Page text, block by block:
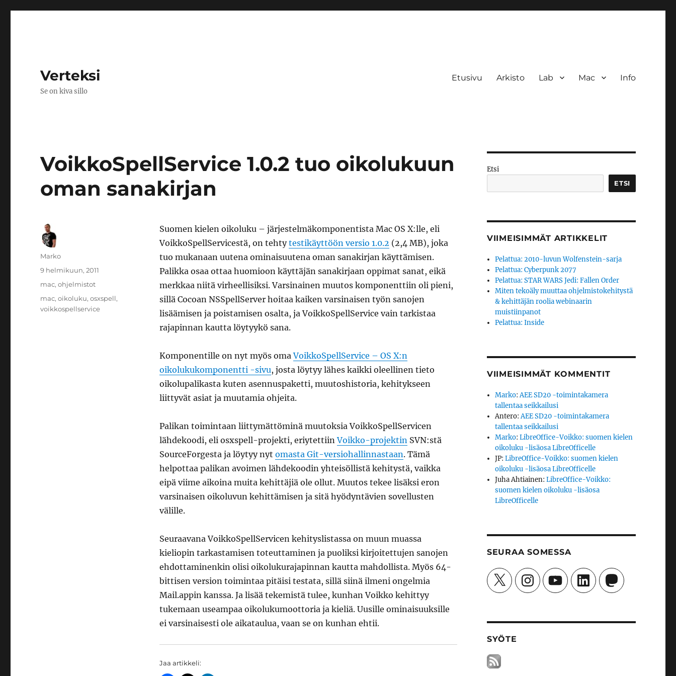
Verteksi
Se on kiva sillo
Etusivu Arkisto Lab Mac Info
VoikkoSpellService 1.0.2 tuo oikolukuun
oman sanakirjan
Suomen kielen oikoluku – järjestelmäkomponentista Mac OS X:lle, eli
VoikkoSpellServicestä, on tehtytestikäyttöön versio 1.0.2 (2,4 MB), joka
tuo mukanaan uutena ominaisuutena oman sanakirjan käyttämisen.
Palikka osaa ottaa huomioon käyttäjän sanakirjaan oppimat sanat, eikä
merkkaa niitä virheellisiksi. Varsinainen muutos komponenttiin oli pieni,
sillä Cocoan NSSpellServer hoitaa kaiken varsinaisen työn sanojen
lisäämisen ja poistamisen osalta, ja VoikkoSpellService vain tarkistaa
rajapinnan kautta löytyykö sana.
Komponentille on nyt myös omaVoikkoSpellService – OS X:n
oikolukukomponentti -sivu, josta löytyy lähes kaikki oleellinen tieto
oikolupalikasta kuten asennuspaketti, muutoshistoria, kehitykseen
liittyvät asiat ja muutamia ohjeita.
Palikan toimintaan liittymättöminä muutoksia VoikkoSpellServicen
lähdekoodi, eli osxspell-projekti, eriytettiinVoikko-projektinSVN:stä
SourceForgesta ja löytyy nyt omasta Git-versiohallinnastaan. Tämä
helpottaa palikan avoimen lähdekoodin yhteisöllistä kehitystä, vaikka
eipä viime aikoina muita kehittäjiä ole ollut. Muutos tekee lisäksi eron
varsinaisen oikoluvun kehittämisen ja sitä hyödyntävien sovellusten
välille.
Seuraavana VoikkoSpellServicen kehityslistassa on muun muassa
kieliopin tarkastamisen toteuttaminen ja puoliksi kirjoitettujen sanojen
ehdottaminenkin olisi oikolukurajapinnan kautta mahdollista. Myös 64-
bittisen version toimintaa pitäisi testata, sillä siinä ilmeni ongelmia
Mail.appin kanssa. Ja lisää tekemistä tulee, kunhan Voikko kehittyy
tukemaan useampaa oikolukumoottoria ja kieliä. Uusille ominaisuuksille
ei varsinaisesti ole aikataulua, vaan se on kunhan ehtii.
Jaa artikkeli:
Kirjoittaja
Marko
Julkaistu
9 helmikuun, 2011
Kategoriat
mac,ohjelmistot
Avainsanat
mac,oikoluku,osxspell,
voikkospellservice
Etsi
ETSI
VIIMEISIMMÄT ARTIKKELIT
Pelattua: 2010-luvun Wolfenstein-sarja
Pelattua: Cyberpunk 2077
Pelattua: STAR WARS Jedi: Fallen Order
Miten tekoäly muuttaa ohjelmistokehitystä
& kehittäjän roolia webinaarin
muistiinpanot
Pelattua: Inside
VIIMEISIMMÄT KOMMENTIT
Marko:AEE SD20 -toimintakamera
tallentaa seikkailusi
Antero:AEE SD20 -toimintakamera
tallentaa seikkailusi
Marko:LibreOffice-Voikko: suomen kielen
oikoluku -lisäosa LibreOfficelle
JP:LibreOffice-Voikko: suomen kielen
oikoluku -lisäosa LibreOfficelle
Juha Ahtiainen:LibreOffice-Voikko:
suomen kielen oikoluku -lisäosa
LibreOfficelle
SEURAA SOMESSA
X InstagramYouTubeLinkedInMastodon
SYÖTE